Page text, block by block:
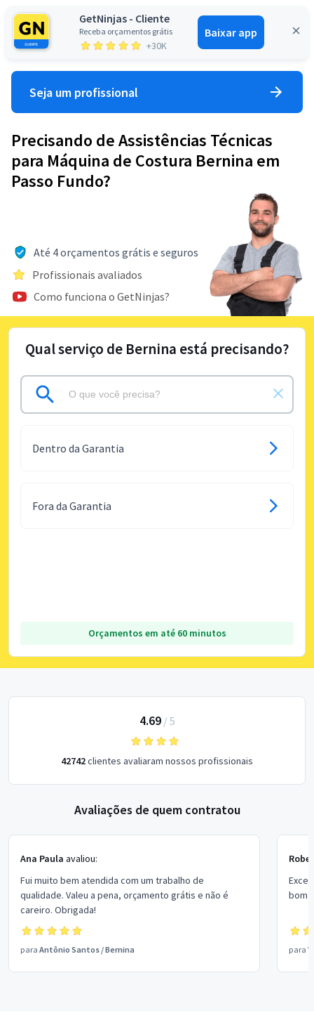
GetNinjas - Cliente
Receba orçamentos grátis
+30K
Baixar app
Entrar
Seja um profissional
Precisando de Assistências Técnicas
para Máquina de Costura Bernina em
Passo Fundo?
Até 4 orçamentos grátis e seguros
Profissionais avaliados
Como funciona o GetNinjas?
Qual serviço de Bernina está precisando?
Dentro da Garantia
Fora da Garantia
Orçamentos em até 60 minutos
4.69/ 5
42742clientes avaliaram nossos profissionais
Avaliações de quem contratou
Ana Paula avaliou:
Fui muito bem atendida com um trabalho de
qualidade. Valeu a pena, orçamento grátis e não é
careiro. Obrigada!
para Antônio Santos /Bernina
bom
para